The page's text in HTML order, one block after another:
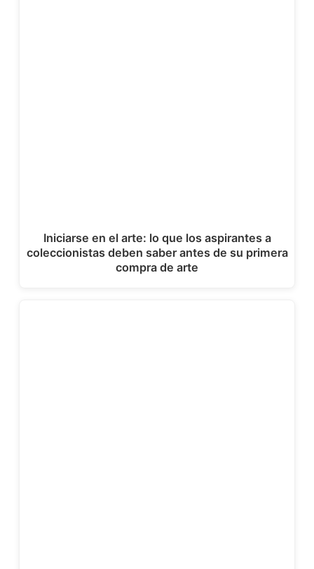
Iniciarse en el arte: lo que los aspirantes a
coleccionistas deben saber antes de su primera
compra de arte